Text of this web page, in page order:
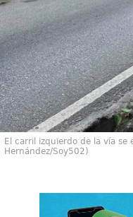
El carril izquierdo de la vía se
Hernández/Soy502)